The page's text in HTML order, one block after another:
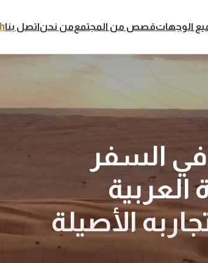
الوجهاتقصص من المجتمعمن نحناتصل بنا
السفر
العربية
الأصيلة